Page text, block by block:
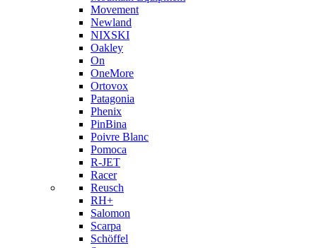
Movement
Newland
NIXSKI
Oakley
On
OneMore
Ortovox
Patagonia
Phenix
PinBina
Poivre Blanc
Pomoca
R-JET
Racer
Reusch
RH+
Salomon
Scarpa
Schöffel